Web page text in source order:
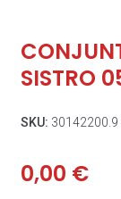
SISTRO
SKU: 30142200.9
0,00 €